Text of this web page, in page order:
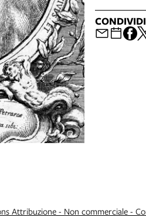
CONDIVIDI
Attribuzione - Non commerciale -